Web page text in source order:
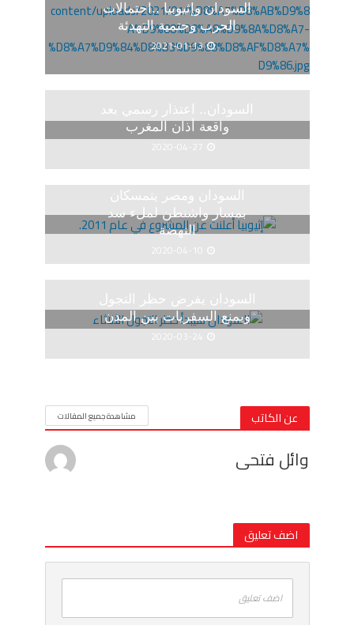
السودان وإثيوبيا ..احتمالات
الحرب وحتمية التهدئة
2021-01-13
السودان.. اعتذار رسمي بعد
واقعة أذان المغرب
2020-04-27
السودان ومصر يتمسكان
بمسار واشنطن لملء سد
النهضة
2020-04-10
السودان يفرض حظر التجول
ويمنع السفريات بين المدن
2020-03-24
عن الكاتب مشاهدة جميع المقالات
وائل فتحى
اضف تعليق
اضف تعليق